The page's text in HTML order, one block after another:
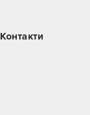
Контакти